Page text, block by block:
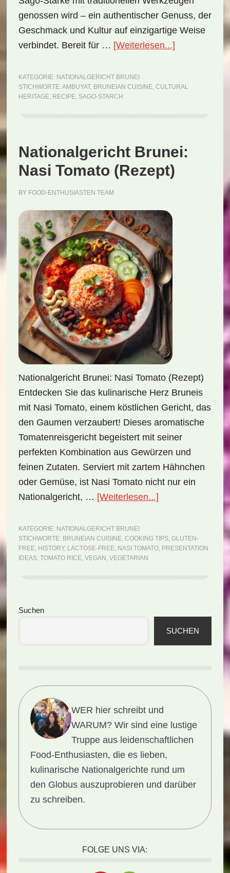
genossen wird – ein authentischer Genuss, der
Geschmack und Kultur auf einzigartige Weise
verbindet. Bereit für … [Weiterlesen...]
(Rezept)
KATEGORIE: NATIONALGERICHT BRUNEI
STICHWORTE: AMBUYAT, BRUNEIAN CUISINE, CULTURAL
HERITAGE, RECIPE, SAGO-STARCH
Nationalgericht Brunei:
Nasi Tomato (Rezept)
BY FOOD-ENTHUSIASTEN TEAM
Nationalgericht Brunei: Nasi Tomato (Rezept)
Entdecken Sie das kulinarische Herz Bruneis
mit Nasi Tomato, einem köstlichen Gericht, das
den Gaumen verzaubert! Dieses aromatische
Tomatenreisgericht begeistert mit seiner
perfekten Kombination aus Gewürzen und
feinen Zutaten. Serviert mit zartem Hähnchen
oder Gemüse, ist Nasi Tomato nicht nur ein
Nationalgericht, … [Weiterlesen...]
Tomato
KATEGORIE: NATIONALGERICHT BRUNEI
STICHWORTE: BRUNEIAN CUISINE, COOKING TIPS, GLUTEN-
FREE, HISTORY, LACTOSE-FREE, NASI TOMATO, PRESENTATION
IDEAS, TOMATO RICE, VEGAN , VEGETARIAN
Seitenspalte
Suchen
SUCHEN
WER hier schreibt und
WARUM? Wir sind eine lustige
Truppe aus leidenschaftlichen
Food-Enthusiasten, die es lieben,
kulinarische Nationalgerichte rund um
den Globus auszuprobieren und darüber
zu schreiben.
FOLGE UNS VIA: